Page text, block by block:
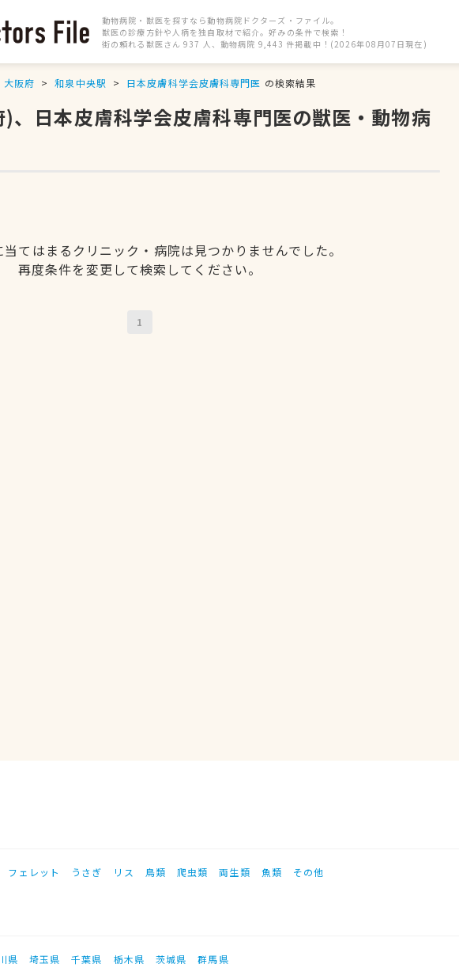
動物病院・獣医を探すなら動物病院ドクターズ・ファイル。
獣医の診療方針や人柄を独自取材で紹介。好みの条件で検索！
街の頼れる獣医さん 937 人、動物病院 9,443 件掲載中！(2026年08月07日現在)
大阪府 和泉中央駅 日本皮膚科学会皮膚科専門医 の検索結果
、日本皮膚科学会皮膚科専門医の獣医・動物病
てはまるクリニック・病院は見つかりませんでした。
再度条件を変更して検索してください。
1
フェレット うさぎ リス 鳥類 爬虫類 両生類 魚類 その他
県 埼玉県 千葉県 栃木県 茨城県
群馬県